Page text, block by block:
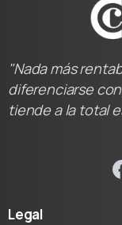
"Nada más
diferenciarse
tiende a la total
Legal